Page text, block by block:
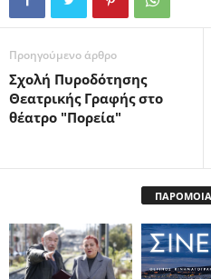
Προηγούμενο άρθρο
Σχολή Πυροδότησης
Θεατρικής Γραφής στο
θέατρο "Πορεία"